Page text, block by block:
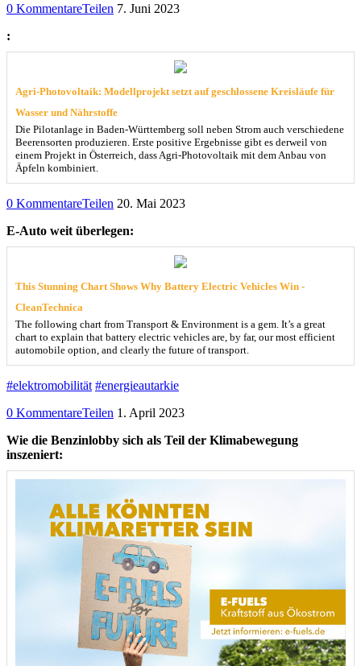
0 KommentareTeilen 7. Juni 2023
:
Agri-Photovoltaik: Modellprojekt setzt auf geschlossene Kreisläufe für
Wasser und Nährstoffe
Die Pilotanlage in Baden-Württemberg soll neben Strom auch verschiedene
Beerensorten produzieren. Erste positive Ergebnisse gibt es derweil von
einem Projekt in Österreich, dass Agri-Photovoltaik mit dem Anbau von
Äpfeln kombiniert.
0 KommentareTeilen 20. Mai 2023
E-Auto weit überlegen:
This Stunning Chart Shows Why Battery Electric Vehicles Win -
CleanTechnica
The following chart from Transport & Environment is a gem. It’s a great
chart to explain that battery electric vehicles are, by far, our most efficient
automobile option, and clearly the future of transport.
#elektromobilität #energieautarkie
0 KommentareTeilen 1. April 2023
Wie die Benzinlobby sich als Teil der Klimabewegung
inszeniert: